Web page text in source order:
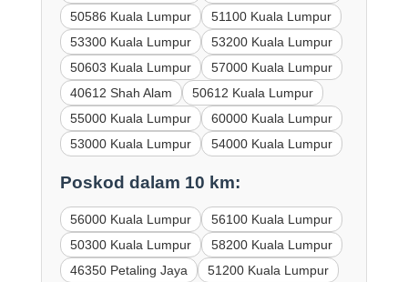
50586 Kuala Lumpur
51100 Kuala Lumpur
53300 Kuala Lumpur
53200 Kuala Lumpur
50603 Kuala Lumpur
57000 Kuala Lumpur
40612 Shah Alam
50612 Kuala Lumpur
55000 Kuala Lumpur
60000 Kuala Lumpur
53000 Kuala Lumpur
54000 Kuala Lumpur
Poskod dalam 10 km:
56000 Kuala Lumpur
56100 Kuala Lumpur
50300 Kuala Lumpur
58200 Kuala Lumpur
46350 Petaling Jaya
51200 Kuala Lumpur